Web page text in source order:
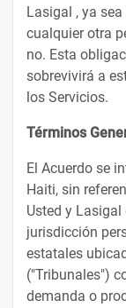
Lasigal , ya
cualquier otra
no. Esta
sobrevivirá a
los Servicios.
Términos
El Acuerdo se
Haiti, sin
Usted y
jurisdicción
estatales
("Tribunales")
demanda o